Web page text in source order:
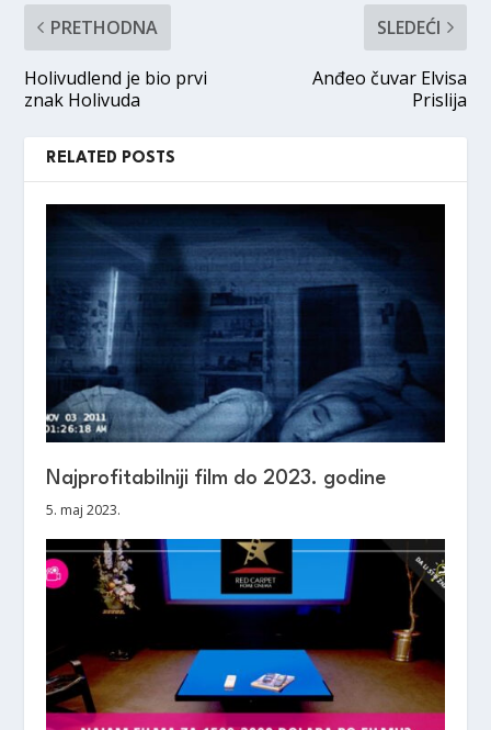
PRETHODNA
Holivudlend je bio prvi
znak Holivuda
SLEDEĆI
Anđeo čuvar Elvisa
Prislija
RELATED POSTS
Najprofitabilniji film do 2023. godine
5. maj 2023.